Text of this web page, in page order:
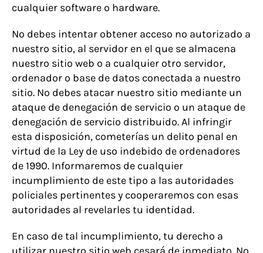
cualquier software o hardware.
No debes intentar obtener acceso no autorizado a
nuestro sitio, al servidor en el que se almacena
nuestro sitio web o a cualquier otro servidor,
ordenador o base de datos conectada a nuestro
sitio. No debes atacar nuestro sitio mediante un
ataque de denegación de servicio o un ataque de
denegación de servicio distribuido. Al infringir
esta disposición, cometerías un delito penal en
virtud de la Ley de uso indebido de ordenadores
de 1990. Informaremos de cualquier
incumplimiento de este tipo a las autoridades
policiales pertinentes y cooperaremos con esas
autoridades al revelarles tu identidad.
En caso de tal incumplimiento, tu derecho a